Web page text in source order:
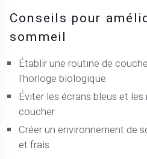
Conseils pour
sommeil
Établir une routine de
l'horloge biologique
Éviter les écrans bleus et
coucher
Créer un environnement de
et frais